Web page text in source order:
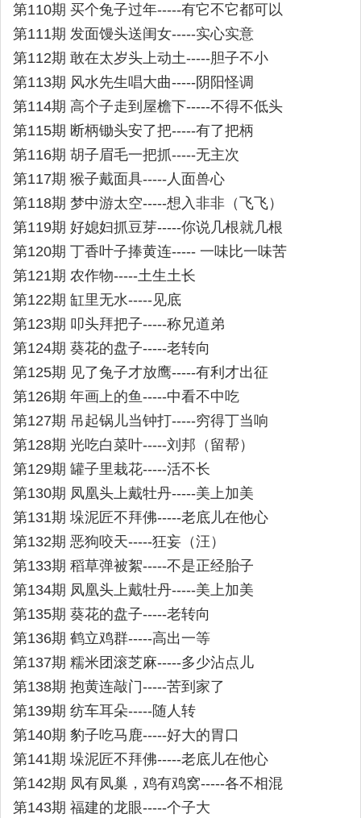
第110期 买个兔子过年-----有它不它都可以
第111期 发面馒头送闺女-----实心实意
第112期 敢在太岁头上动土-----胆子不小
第113期 风水先生唱大曲-----阴阳怪调
第114期 高个子走到屋檐下-----不得不低头
第115期 断柄锄头安了把-----有了把柄
第116期 胡子眉毛一把抓-----无主次
第117期 猴子戴面具-----人面兽心
第118期 梦中游太空-----想入非非（飞飞）
第119期 好媳妇抓豆芽-----你说几根就几根
第120期 丁香叶子捧黄连----- 一味比一味苦
第121期 农作物-----土生土长
第122期 缸里无水-----见底
第123期 叩头拜把子-----称兄道弟
第124期 葵花的盘子-----老转向
第125期 见了兔子才放鹰-----有利才出征
第126期 年画上的鱼-----中看不中吃
第127期 吊起锅儿当钟打-----穷得丁当响
第128期 光吃白菜叶-----刘邦（留帮）
第129期 罐子里栽花-----活不长
第130期 凤凰头上戴牡丹-----美上加美
第131期 垛泥匠不拜佛-----老底儿在他心
第132期 恶狗咬天-----狂妄（汪）
第133期 稻草弹被絮-----不是正经胎子
第134期 凤凰头上戴牡丹-----美上加美
第135期 葵花的盘子-----老转向
第136期 鹤立鸡群-----高出一等
第137期 糯米团滚芝麻-----多少沾点儿
第138期 抱黄连敲门-----苦到家了
第139期 纺车耳朵-----随人转
第140期 豹子吃马鹿-----好大的胃口
第141期 垛泥匠不拜佛-----老底儿在他心
第142期 凤有凤巢，鸡有鸡窝-----各不相混
第143期 福建的龙眼-----个子大